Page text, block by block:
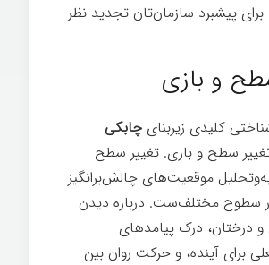
برای پیشبرد سازمان‌تان تجدید نظر
و بازی
کلیدی زیربنای چابکی
سطح و بازی. تغییر سطح
موقعیت‌های چالش‌برانگیز
سطوح مختلف‌ست. درباره دیدن
درختان، درک پیامدهای
برای آینده، و حرکت روان بین